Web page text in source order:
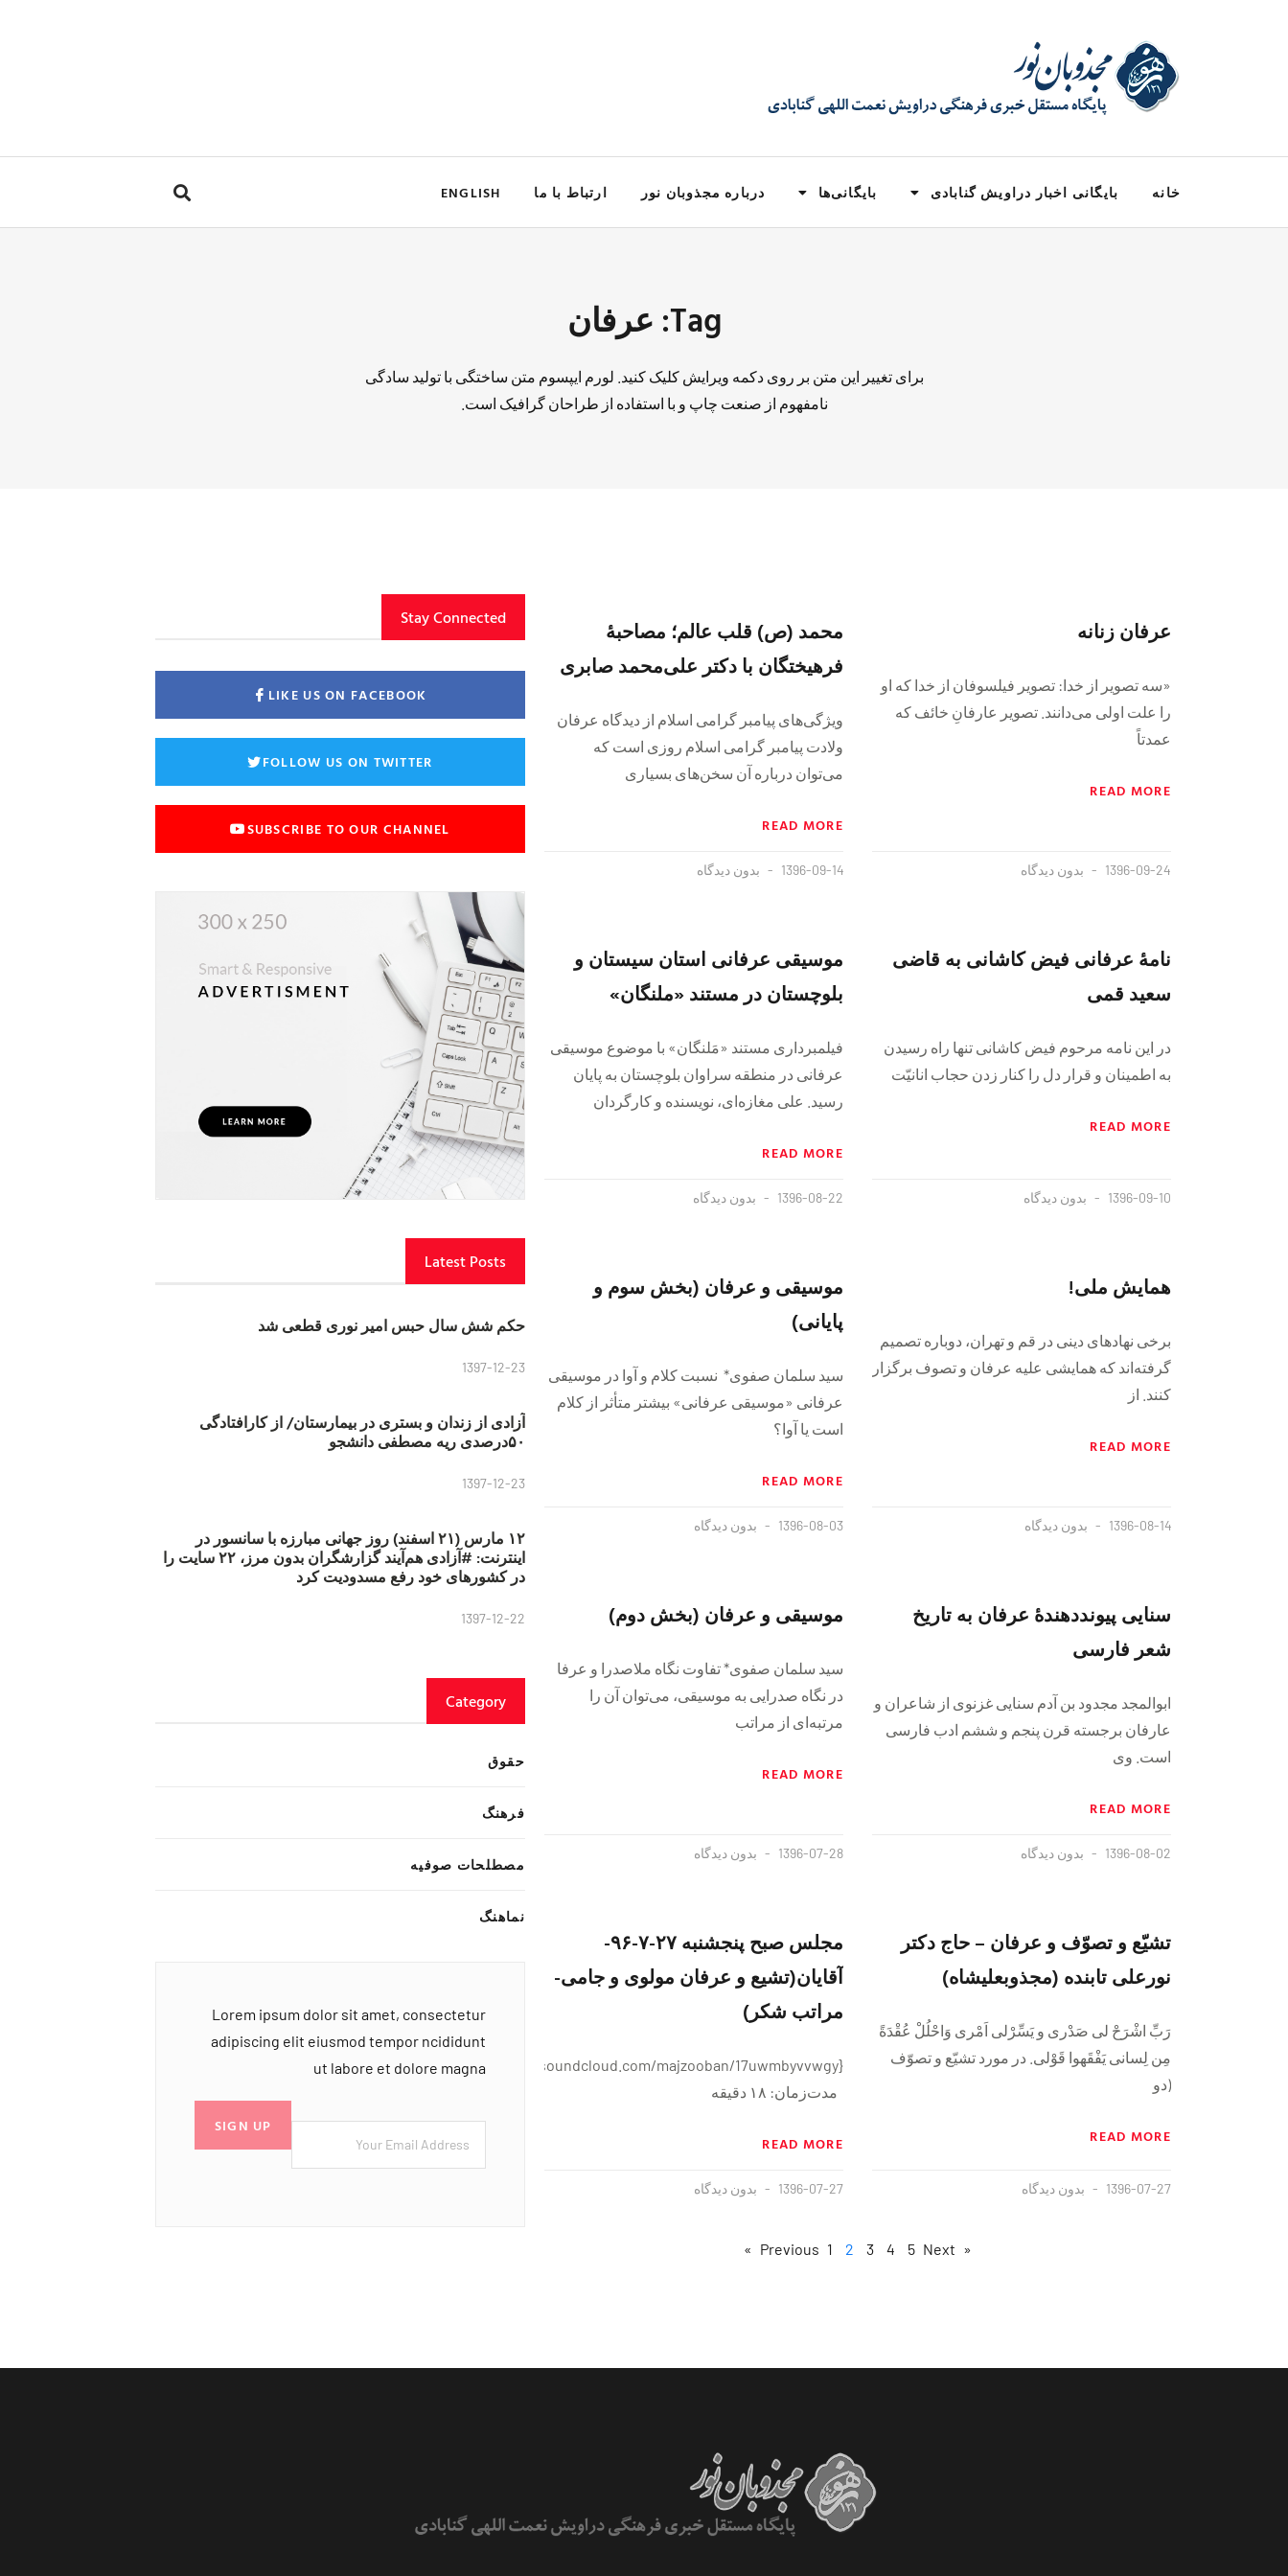
خانه بایگانی اخبار دراویش گنابادی بایگانی‌ها درباره مجذوبان نور ارتباط با ما ENGLISH
Tag: عرفان
برای تغییر این متن بر روی دکمه ویرایش کلیک کنید. لورم ایپسوم متن ساختگی با تولید سادگی
نامفهوم از صنعت چاپ و با استفاده از طراحان گرافیک است.
عرفان زنانه
«سه تصویر از خدا: تصویر فیلسوفان از خدا که او
را علت اولی می‌دانند. تصویر عارفانِ خائف که
عمدتاً
READ MORE
1396-09-24 بدون دیدگاه
محمد (ص) قلب عالم؛ مصاحبهٔ
فرهیختگان با دکتر علی‌محمد صابری
ویژگی‌های پیامبر گرامی اسلام از دیدگاه عرفان
ولادت پیامبر گرامی اسلام روزی است که
می‌توان درباره آن سخن‌های بسیاری
READ MORE
1396-09-14 بدون دیدگاه
نامهٔ عرفانی فیض کاشانی به قاضی
سعید قمی
در این نامه مرحوم فیض کاشانی تنها راه رسیدن
به اطمینان و قرار دل را کنار زدن حجاب انانیّت
READ MORE
1396-09-10 بدون دیدگاه
موسيقی عرفانی استان سيستان و
بلوچستان در مستند «ملنگان»
فیلمبرداری مستند «مَلنگان» با موضوع موسیقی
عرفانی در منطقه سراوان بلوچستان به پایان
رسید. علی مغازه‌ای، نویسنده و کارگردان
READ MORE
1396-08-22 بدون دیدگاه
همایش ملی!
برخی نهادهای دینی در قم و تهران، دوباره تصمیم
گرفته‌اند که همایشی علیه عرفان و تصوف برگزار
کنند. از
READ MORE
1396-08-14 بدون دیدگاه
موسیقی و عرفان (بخش سوم و
پایانی)
سيد سلمان صفوی* نسبت کلام و آوا در موسیقی
عرفانی «موسیقی عرفانی» بيشتر متأثر از كلام
است يا آوا؟
READ MORE
1396-08-03 بدون دیدگاه
سنايی پيونددهندهٔ عرفان به تاريخ
شعر فارسی
ابوالمجد مجدود بن آدم سنايی غزنوی از شاعران و
عارفان برجسته قرن پنجم و ششم ادب فارسی
است. وی
READ MORE
1396-08-02 بدون دیدگاه
موسیقی و عرفان (بخش دوم)
سيد سلمان صفوی* تفاوت نگاه ملاصدرا و عرفا
در نگاه صدرايی به موسیقی،‌ می‌توان آن را
مرتبه‌ای از مراتب
READ MORE
1396-07-28 بدون دیدگاه
تشيّع و تصوّف و عرفان – حاج دكتر
نورعلى تابنده (مجذوبعلیشاه)
رَبِّ اشْرَحْ لى صَدْرى و يَسِّرْلى اَمْرى وَاحْلُلْ عُقْدَةً
مِن لِسانى يَفْقَهوا قَوْلى. در مورد تشيّع و تصوّف
(دو
READ MORE
1396-07-27 بدون دیدگاه
مجلس صبح پنجشنبه ٢٧-٧-٩۶-
آقایان(تشیع و عرفان مولوی و جامی-
مراتب شکر)
{https://soundcloud.com/majzooban/17uwmbyvvwgy}
مدت‌زمان: ۱۸ دقيقه
READ MORE
1396-07-27 بدون دیدگاه
« Previous
1 2 3 4 5 Next »
Stay Connected
LIKE US ON FACEBOOK
FOLLOW US ON TWITTER
SUBSCRIBE TO OUR CHANNEL
Latest Posts
حکم شش سال حبس امیر نوری قطعی شد
1397-12-23
آزادی از زندان و بستری در بیمارستان/ از کارافتادگی
۵۰درصدی ریه مصطفی دانشجو
1397-12-23
۱۲ مارس (۲۱ اسفند) روز جهانی مبارزه با سانسور در
اینترنت: #آزادی هم‌آیند گزارشگران‌ بدون مرز، ۲۲ سایت را
در کشورهای خود رفع مسدودیت کرد
1397-12-22
Category
حقوق
فرهنگ
مصطلحات صوفیه
نماهنگ
Lorem ipsum dolor sit amet, consectetur
adipiscing elit eiusmod tempor ncididunt
ut labore et dolore magna
SIGN UP